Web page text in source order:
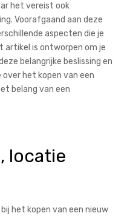
het vereist ook
Voorafgaand aan deze
aspecten die je
artikel is ontworpen om je
belangrijke beslissing en
het kopen van een
belang van een
locatie
het kopen van een nieuw